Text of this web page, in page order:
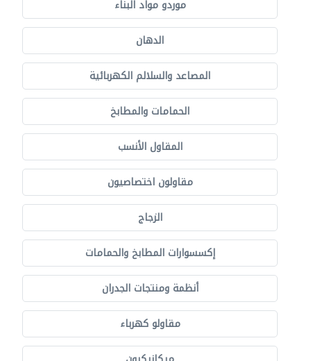
موردو مواد البناء
الدهان
المصاعد والسلالم الكهربائية
الحمامات والمطابخ
المقاول الأنسب
مقاولون اختصاصيون
الزجاج
إكسسوارات المطابخ والحمامات
أنظمة ومنتجات الجدران
مقاولو كهرباء